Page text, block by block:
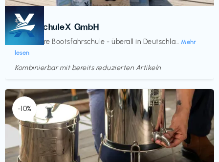
Kurse
BootsschuleX GmbH
Deine faire Bootsfahrschule - überall in Deutschla... Mehr
lesen
€‎
Kombinierbar mit bereits reduzierten Artikeln
-10%